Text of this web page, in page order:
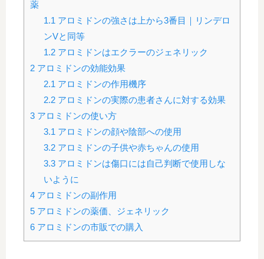
薬
1.1 アロミドンの強さは上から3番目｜リンデロ
ンVと同等
1.2アロミドンはエクラーのジェネリック
2 アロミドンの効能効果
2.1 アロミドンの作用機序
2.2アロミドンの実際の患者さんに対する効果
3 アロミドンの使い方
3.1 アロミドンの顔や陰部への使用
3.2アロミドンの子供や赤ちゃんの使用
3.3アロミドンは傷口には自己判断で使用しな
いように
4 アロミドンの副作用
5 アロミドンの薬価、ジェネリック
6 アロミドンの市販での購入